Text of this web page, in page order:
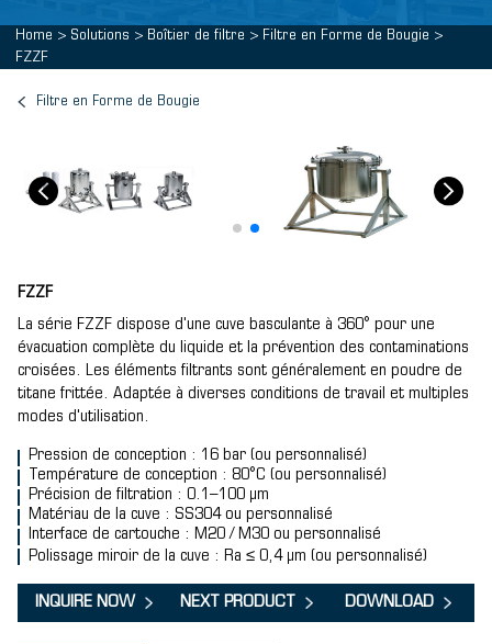
Home > Solutions > Boîtier de filtre > Filtre en Forme de Bougie >
FZZF
Filtre en Forme de Bougie
FZZF
La série FZZF dispose d'une cuve basculante à 360° pour une
évacuation complète du liquide et la prévention des contaminations
croisées. Les éléments filtrants sont généralement en poudre de
titane frittée. Adaptée à diverses conditions de travail et multiples
modes d'utilisation.
Pression de conception : 16 bar (ou personnalisé)
Température de conception : 80°C (ou personnalisé)
Précision de filtration : 0.1–100 μm
Matériau de la cuve : SS304 ou personnalisé
Interface de cartouche : M20 / M30 ou personnalisé
Polissage miroir de la cuve : Ra ≤ 0,4 μm (ou personnalisé)
INQUIRE NOW NEXT PRODUCT DOWNLOAD